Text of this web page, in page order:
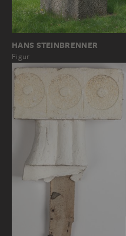
HANS STEINBRENNER
Figur